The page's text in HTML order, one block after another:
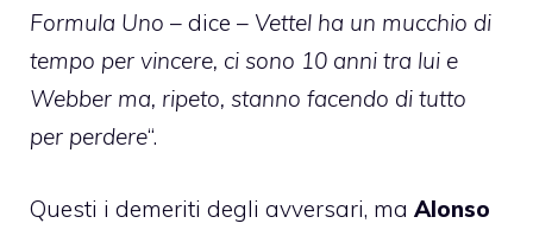
Formula Uno – dice – Vettel ha un mucchio di
tempo per vincere, ci sono 10 anni tra lui e
Webber ma, ripeto, stanno facendo di tutto
per perdere“.
Questi i demeriti degli avversari, ma Alonso